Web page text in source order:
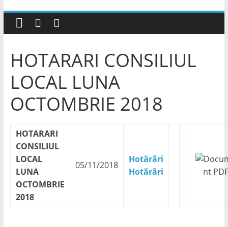
HOTARARI CONSILIUL
LOCAL LUNA
OCTOMBRIE 2018
HOTARARI
CONSILIUL
LOCAL
LUNA
OCTOMBRIE
2018
05/11/2018
Hotărâri
Hotărâri